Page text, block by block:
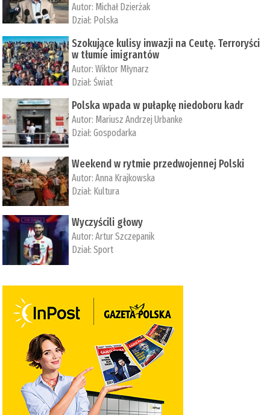
Autor: Michał Dzierżak
Dział: Polska
Szokujące kulisy inwazji na Ceutę. Terroryści
w tłumie imigrantów
Autor:Wiktor Młynarz
Dział:Świat
Polska wpada w pułapkę niedoboru kadr
Autor: Mariusz Andrzej Urbanke
Dział:Gospodarka
Weekend w rytmie przedwojennej Polski
Autor:Anna Krajkowska
Dział: Kultura
Wyczyścili głowy
Autor:Artur Szczepanik
Dział:Sport